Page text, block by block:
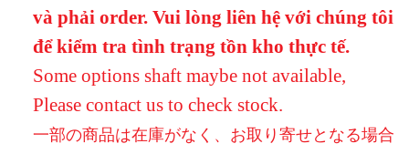
và phải order. Vui lòng liên hệ với chúng tôi
để kiểm tra tình trạng tồn kho thực tế.
Some options shaft maybe not available,
Please contact us to check stock.
一部の商品は在庫がなく、お取り寄せとなる場合